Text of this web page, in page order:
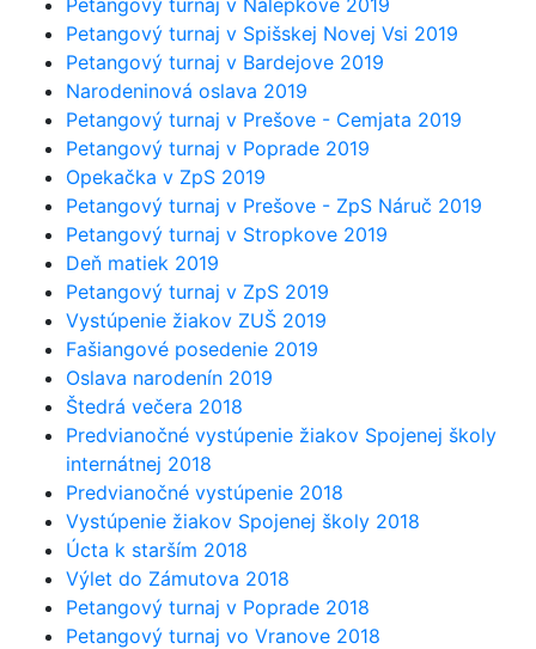
Petangový turnaj v Nálepkove 2019
Petangový turnaj v Spišskej Novej Vsi 2019
Petangový turnaj v Bardejove 2019
Narodeninová oslava 2019
Petangový turnaj v Prešove - Cemjata 2019
Petangový turnaj v Poprade 2019
Opekačka v ZpS 2019
Petangový turnaj v Prešove - ZpS Náruč 2019
Petangový turnaj v Stropkove 2019
Deň matiek 2019
Petangový turnaj v ZpS 2019
Vystúpenie žiakov ZUŠ 2019
Fašiangové posedenie 2019
Oslava narodenín 2019
Štedrá večera 2018
Predvianočné vystúpenie žiakov Spojenej školy
internátnej 2018
Predvianočné vystúpenie 2018
Vystúpenie žiakov Spojenej školy 2018
Úcta k starším 2018
Výlet do Zámutova 2018
Petangový turnaj v Poprade 2018
Petangový turnaj vo Vranove 2018